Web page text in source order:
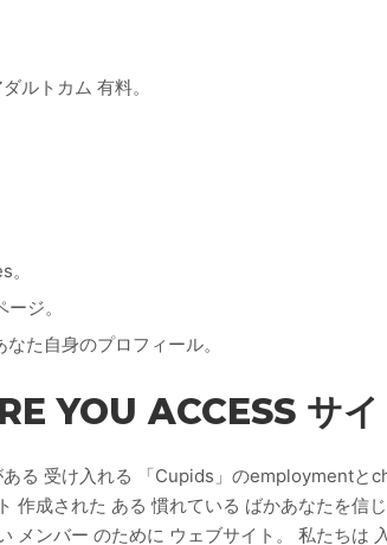
ルトカム 有料。
ジ。
た自身のプロフィール。
YOU ACCESS サイ
る 受け入れる 「Cupids」のemploymentと
作成された ある 慣れている ばかあなたを信
メンバー のために ウェブサイト。 私たちは